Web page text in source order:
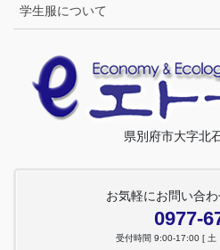
学生服について
県別府市大字北
お気軽にお問い合わ
0977-
受付時間 9:00-17:00 [ 土